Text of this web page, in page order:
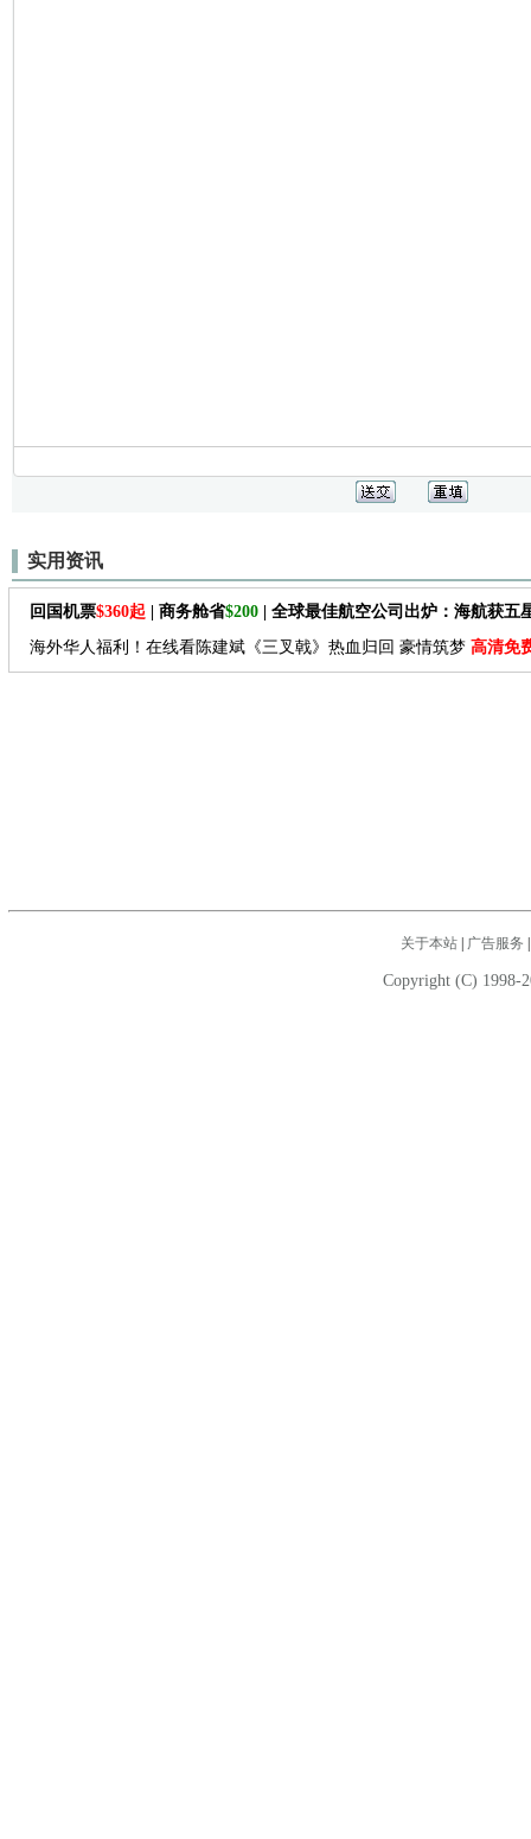
实用资讯
回国机票$360起 | 商务舱省$200 | 全球最佳航空公司出炉：海航获五
海外华人福利！在线看陈建斌《三叉戟》热血归回 豪情筑梦 高清免
关于本站| 广告服务
Copyright (C) 1998-